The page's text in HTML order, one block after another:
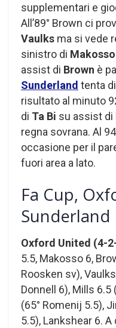
supplementari e
All’89° Brown ci
Vaulks ma si vede
sinistro di Makosso
assist di Brown è
Sunderland tenta
risultato al minuto
di Ta Bi su assist di
regna sovrana. Al
occasione per il
fuori area a lato.
Fa Cup,
Sunderland
Oxford United (4-
5.5, Makosso 6,
Roosken sv),
Donnell 6), Mills 6.5
(65° Romenij 5.5),
5.5), Lankshear 6.